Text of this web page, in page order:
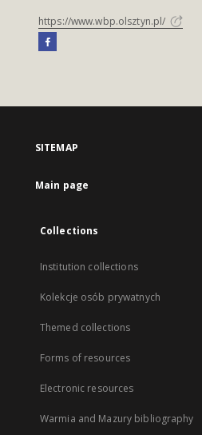
https://www.wbp.olsztyn.pl/
SITEMAP
Main page
Collections
Institution collections
Kolekcje osób prywatnych
Themed collections
Forms of resources
Electronic resources
Warmia and Mazury bibliography